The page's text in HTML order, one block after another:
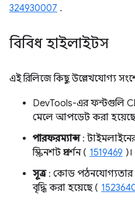
324930007 .
বিবিধ হাইলাইটস
এই রিলিজে কিছু উল্লেখযোগ্য
DevTools-এর ফন্টগুলি
মেলে আপডেট করা
পারফরম্যান্স:
স্ক্রিনশট প্রদর্শন ( 1519469 )।
সূত্র: কোড পঠনযোগ্যতার
বৃদ্ধি করা হয়েছে (